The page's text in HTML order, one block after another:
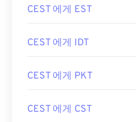
CEST 에게 EST
CEST 에게 IDT
CEST 에게 PKT
CEST 에게 CST